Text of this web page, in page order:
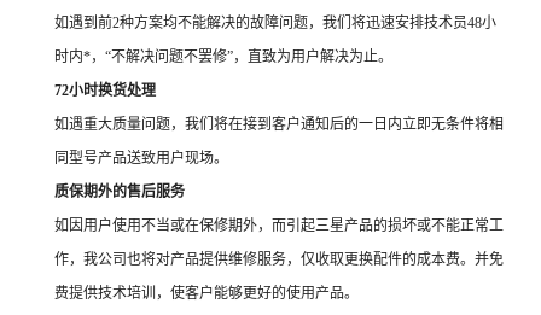
如遇到前2种方案均不能解决的故障问题，我们将迅速安排技术员48小
时内*，“不解决问题不罢修”，直致为用户解决为止。
72小时换货处理
如遇重大质量问题，我们将在接到客户通知后的一日内立即无条件将相
同型号产品送致用户现场。
质保期外的售后服务
如因用户使用不当或在保修期外，而引起三星产品的损坏或不能正常工
作，我公司也将对产品提供维修服务，仅收取更换配件的成本费。并免
费提供技术培训，使客户能够更好的使用产品。